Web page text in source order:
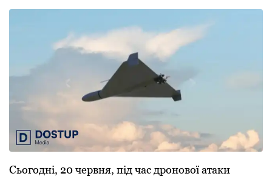
Сьогодні, 20 червня, під час дронової атаки